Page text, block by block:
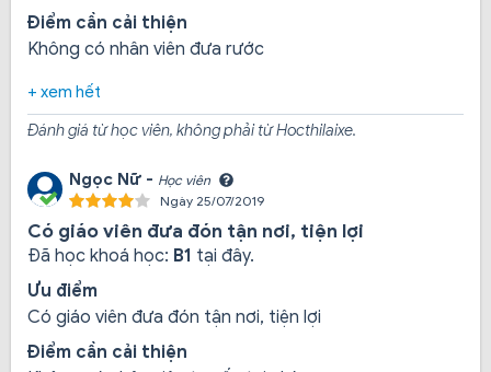
Điểm cần cải thiện
Không có nhân viên đưa rước
+ xem hết
Đánh giá từ học viên, không phải từ Hocthilaixe.
Ngọc Nữ - Học viên
Ngày 25/07/2019
Có giáo viên đưa đón tận nơi, tiện lợi
Đã học khoá học: B1 tại đây.
Ưu điểm
Có giáo viên đưa đón tận nơi, tiện lợi
Điểm cần cải thiện